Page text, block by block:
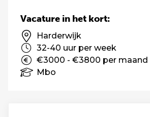
Vacature in het kort:
Harderwijk
32-40 uur per week
€3000 - €3800 per maand
Mbo